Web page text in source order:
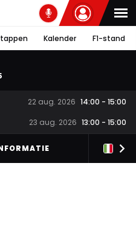
Kalender F1-stand
22 aug. 2026 14:00 - 15:00
23 aug. 2026 13:00 - 15:00